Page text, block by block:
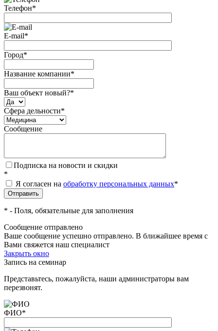
Телефон*
E-mail*
Город*
Название компании*
Ваш объект новый?*
Сфера дельности*
Сообщение
Подписка на новости и скидки
*
Я согласен на обработку персональных данных*
* - Поля, обязательные для заполнения
Сообщение отправлено
Ваше сообщение успешно отправлено. В ближайшее время с
Вами свяжется наш специалист
Закрыть окно
Запись на семинар
Представьтесь, пожалуйста, наши администраторы вам
перезвонят.
ФИО*